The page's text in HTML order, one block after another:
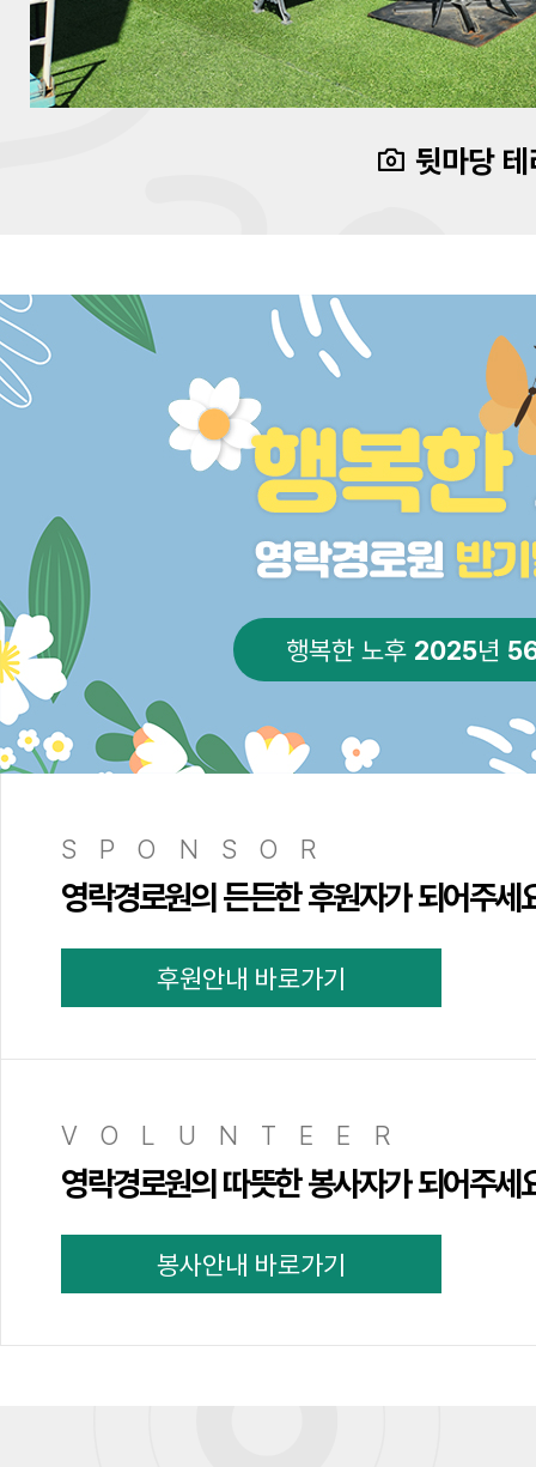
뒷마당
행복한 노후 2025년
SPONSOR
영락경로원의 든든한 후원자가 되어주세
후원안내 바로가기
VOLUNTEER
영락경로원의 따뜻한 봉사자가 되어주세
봉사안내 바로가기